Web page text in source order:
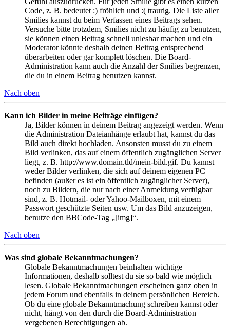
Code, z. B. bedeutet :) fröhlich und :( traurig. Die Liste aller
Smilies kannst du beim Verfassen eines Beitrags sehen.
Versuche bitte trotzdem, Smilies nicht zu häufig zu benutzen,
sie können einen Beitrag schnell unlesbar machen und ein
Moderator könnte deshalb deinen Beitrag entsprechend
überarbeiten oder gar komplett löschen. Die Board-
Administration kann auch die Anzahl der Smilies begrenzen,
die du in einem Beitrag benutzen kannst.
Nach oben
Kann ich Bilder in meine Beiträge einfügen?
Ja, Bilder können in deinem Beitrag angezeigt werden. Wenn
die Administration Dateianhänge erlaubt hat, kannst du das
Bild auch direkt hochladen. Ansonsten musst du zu einem
Bild verlinken, das auf einem öffentlich zugänglichen Server
liegt, z. B. http://www.domain.tld/mein-bild.gif. Du kannst
weder Bilder verlinken, die sich auf deinem eigenen PC
befinden (außer es ist ein öffentlich zugänglicher Server),
noch zu Bildern, die nur nach einer Anmeldung verfügbar
sind, z. B. Hotmail- oder Yahoo-Mailboxen, mit einem
Passwort geschützte Seiten usw. Um das Bild anzuzeigen,
benutze den BBCode-Tag „[img]“.
Nach oben
Was sind globale Bekanntmachungen?
Globale Bekanntmachungen beinhalten wichtige
Informationen, deshalb solltest du sie so bald wie möglich
lesen. Globale Bekanntmachungen erscheinen ganz oben in
jedem Forum und ebenfalls in deinem persönlichen Bereich.
Ob du eine globale Bekanntmachung schreiben kannst oder
nicht, hängt von den durch die Board-Administration
vergebenen Berechtigungen ab.